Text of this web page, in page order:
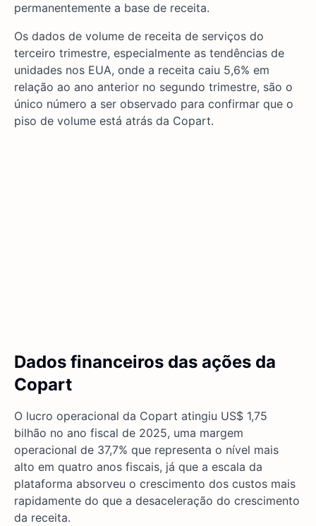
permanentemente a base de receita.
Os dados de volume de receita de serviços do
terceiro trimestre, especialmente as tendências de
unidades nos EUA, onde a receita caiu 5,6% em
relação ao ano anterior no segundo trimestre, são o
único número a ser observado para confirmar que o
piso de volume está atrás da Copart.
Dados financeiros das ações da
Copart
O lucro operacional da Copart atingiu US$ 1,75
bilhão no ano fiscal de 2025, uma margem
operacional de 37,7% que representa o nível mais
alto em quatro anos fiscais, já que a escala da
plataforma absorveu o crescimento dos custos mais
rapidamente do que a desaceleração do crescimento
da receita.